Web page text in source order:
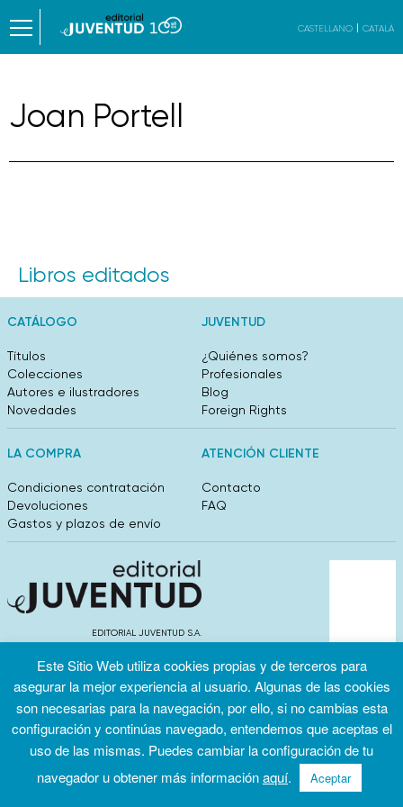
CASTELLANO CATALÀ
Joan Portell
Libros editados
CATÁLOGO
Títulos
Colecciones
Autores e ilustradores
Novedades
JUVENTUD
¿Quiénes somos?
Profesionales
Blog
Foreign Rights
LA COMPRA
Condiciones contratación
Devoluciones
Gastos y plazos de envío
ATENCIÓN CLIENTE
Contacto
FAQ
EDITORIAL JUVENTUD S.A.
info@editorialjuventud.es
Condiciones
Política de
privacidad
Política de
Este Sitio Web utiliza cookies propias y de terceros para
asegurar la mejor experiencia al usuario. Algunas de las cookies
son necesarias para la navegación, por ello, si no cambias esta
configuración y continúas navegado, entendemos que aceptas el
uso de las mismas. Puedes cambiar la configuración de tu
navegador u obtener más informaciónaquí. Aceptar